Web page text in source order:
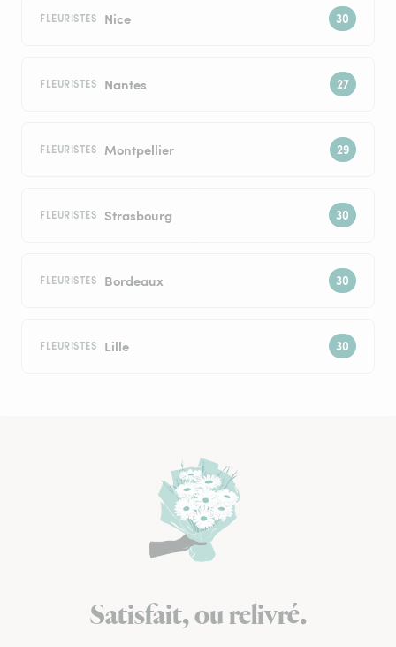
FLEURISTES Nice
FLEURISTES Nantes
FLEURISTES Montpellier
FLEURISTES Strasbourg
FLEURISTES Bordeaux
FLEURISTES Lille
Satisfait, ou relivré.